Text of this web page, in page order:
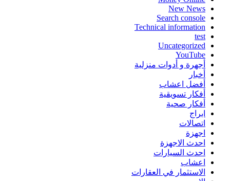
New News
Search console
Technical information
test
Uncategorized
YouTube
أجهرة و أدوات منزلية
أخبار
أفضل اعشاب
أفكار تسويقية
أفكار صحية
ابراج
اتصالات
اجهزة
احدث الاجهزة
احدث السيارات
اعشاب
الاستثمار في العقارات